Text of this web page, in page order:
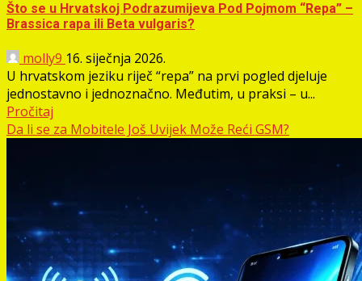
Što se u Hrvatskoj Podrazumijeva Pod Pojmom “Repa” –
Brassica rapa ili Beta vulgaris?
molly9 16. siječnja 2026.
U hrvatskom jeziku riječ “repa” na prvi pogled djeluje
jednostavno i jednoznačno. Međutim, u praksi – u...
Pročitaj
Da li se za Mobitele Još Uvijek Može Reći GSM?